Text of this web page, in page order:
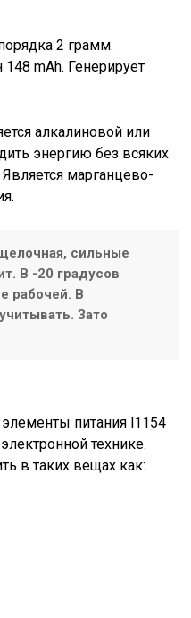
2 грамм.
mAh. Генерирует
алкалиновой или
энергию без всяких
марганцево-
сильные
В -20 градусов
рабочей. В
Зато
питания l1154
технике.
в таких вещах как: